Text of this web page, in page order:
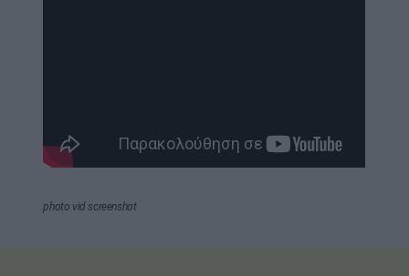
photo vid screenshot